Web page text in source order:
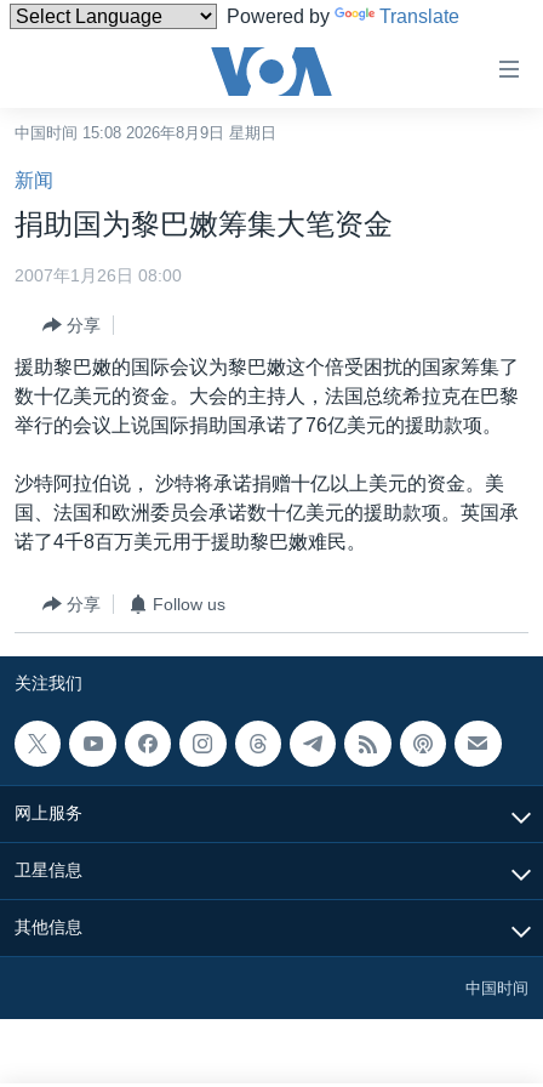
Powered by Translate
碍
链
接
跳
转
容
跳
转
导
航
跳
港澳
国际
最新国际新闻
中东
欧洲
非洲
美洲
全球议题
分类新闻
人权·法律·宗教
科教·文娱·体健
军事
劳工
环境
热点专题
白宫要闻
国会报道
美中关系
美国建国250周年
埃博拉疫情
美国之音专访
重要讲话与声明
台海两岸关系
南中国海争端
VOA视频
VOA今日焦点
中文广播
其他语言网站
中国时间 15:08 2026年8月9日 星期日
新闻
捐助国为黎巴嫩筹集大笔资金
2007年1月26日 08:00
分享
援助黎巴嫩的国际会议为黎巴嫩这个倍受困扰的国家筹集了
数十亿美元的资金。大会的主持人，法国总统希拉克在巴黎
举行的会议上说国际捐助国承诺了76亿美元的援助款项。
沙特阿拉伯说， 沙特将承诺捐赠十亿以上美元的资金。美
国、法国和欧洲委员会承诺数十亿美元的援助款项。英国承
诺了4千8百万美元用于援助黎巴嫩难民。
分享 Follow us
关注我们
网上服务
卫星信息
其他信息
中国时间